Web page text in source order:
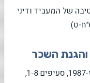
של המעביד ודיני
ט)
והגנת השכר
חוק שכר מינימום, התשמ"ז-1987, סעיפים 1-8,